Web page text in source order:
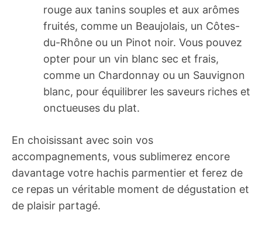
rouge aux tanins souples et aux arômes
fruités, comme un Beaujolais, un Côtes-
du-Rhône ou un Pinot noir. Vous pouvez
opter pour un vin blanc sec et frais,
comme un Chardonnay ou un Sauvignon
blanc, pour équilibrer les saveurs riches et
onctueuses du plat.
En choisissant avec soin vos
accompagnements, vous sublimerez encore
davantage votre hachis parmentier et ferez de
ce repas un véritable moment de dégustation et
de plaisir partagé.